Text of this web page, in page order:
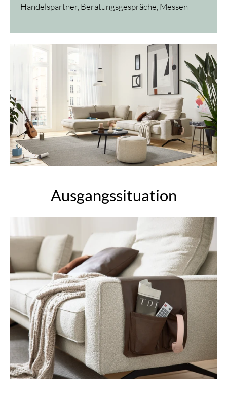
Handelspartner, Beratungsgespräche, Messen
Ausgangssituation